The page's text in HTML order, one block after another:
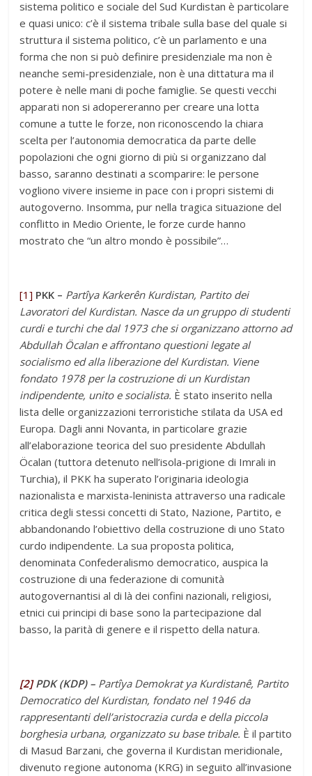
sistema politico e sociale del Sud Kurdistan è particolare
e quasi unico: c’è il sistema tribale sulla base del quale si
struttura il sistema politico, c’è un parlamento e una
forma che non si può definire presidenziale ma non è
neanche semi-presidenziale, non è una dittatura ma il
potere è nelle mani di poche famiglie. Se questi vecchi
apparati non si adopereranno per creare una lotta
comune a tutte le forze, non riconoscendo la chiara
scelta per l’autonomia democratica da parte delle
popolazioni che ogni giorno di più si organizzano dal
basso, saranno destinati a scomparire: le persone
vogliono vivere insieme in pace con i propri sistemi di
autogoverno. Insomma, pur nella tragica situazione del
conflitto in Medio Oriente, le forze curde hanno
mostrato che “un altro mondo è possibile”…
[1] PKK – Partîya Karkerên Kurdistan, Partito dei
Lavoratori del Kurdistan. Nasce da un gruppo di studenti
curdi e turchi che dal 1973 che si organizzano attorno ad
Abdullah Öcalan e affrontano questioni legate al
socialismo ed alla liberazione del Kurdistan. Viene
fondato 1978 per la costruzione di un Kurdistan
indipendente, unito e socialista. È stato inserito nella
lista delle organizzazioni terroristiche stilata da USA ed
Europa. Dagli anni Novanta, in particolare grazie
all’elaborazione teorica del suo presidente Abdullah
Öcalan (tuttora detenuto nell’isola-prigione di Imrali in
Turchia), il PKK ha superato l’originaria ideologia
nazionalista e marxista-leninista attraverso una radicale
critica degli stessi concetti di Stato, Nazione, Partito, e
abbandonando l’obiettivo della costruzione di uno Stato
curdo indipendente. La sua proposta politica,
denominata Confederalismo democratico, auspica la
costruzione di una federazione di comunità
autogovernantisi al di là dei confini nazionali, religiosi,
etnici cui principi di base sono la partecipazione dal
basso, la parità di genere e il rispetto della natura.
[2] PDK (KDP) – Partîya Demokrat ya Kurdistanê, Partito
Democratico del Kurdistan, fondato nel 1946 da
rappresentanti dell’aristocrazia curda e della piccola
borghesia urbana, organizzato su base tribale. È il partito
di Masud Barzani, che governa il Kurdistan meridionale,
divenuto regione autonoma (KRG) in seguito all’invasione